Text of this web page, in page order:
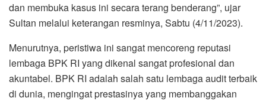
dan membuka kasus ini secara terang benderang”, ujar
Sultan melalui keterangan resminya, Sabtu (4/11/2023).
Menurutnya, peristiwa ini sangat mencoreng reputasi
lembaga BPK RI yang dikenal sangat profesional dan
akuntabel. BPK RI adalah salah satu lembaga audit terbaik
di dunia, mengingat prestasinya yang membanggakan